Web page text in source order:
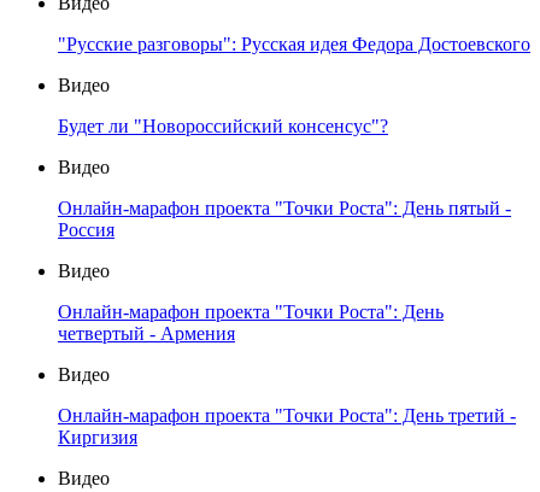
"Русские разговоры": Русская идея Федора Достоевского
Видео
Будет ли "Новороссийский консенсус"?
Видео
Онлайн-марафон проекта "Точки Роста": День пятый -
Россия
Видео
Онлайн-марафон проекта "Точки Роста": День
четвертый - Армения
Видео
Онлайн-марафон проекта "Точки Роста": День третий -
Киргизия
Видео